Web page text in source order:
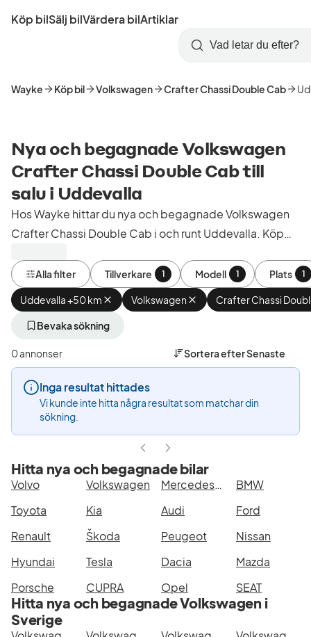
till
Startsida
Köp bilSälj bilVärdera bilArtiklar
Skapa
konto
Logga
in
Sök
Wayke Köp bil Volkswagen Crafter Chassi Double Cab
Nya och begagnade Volkswagen
Crafter Chassi Double Cab till
salu i Uddevalla
Hos Wayke hittar du nya och begagnade Volkswagen
Crafter Chassi Double Cab i och runt Uddevalla. Köp
Sverige.Alla filter Tillverkare 1 Modell 1 Plats 1
Uddevalla +50 km Ta
bort
aktivt
(Plats)
Volkswagen Ta
bort
Volkswagen
Crafter Chassi
Bevaka sökning
0 annonser Sortera efterSenaste
Inga resultat hittades
Vi kunde inte hitta några resultat som matchar din
sökning.
Hitta nya och begagnade bilar
Volvo Volkswagen Mercedes-Benz
BMW
Toyota
Kia Audi
Ford
Renault
Škoda Peugeot
Nissan
Hyundai
Tesla Dacia
Mazda
Porsche
CUPRA Opel SEAT
Hitta nya och begagnade Volkswagen i
Sverige